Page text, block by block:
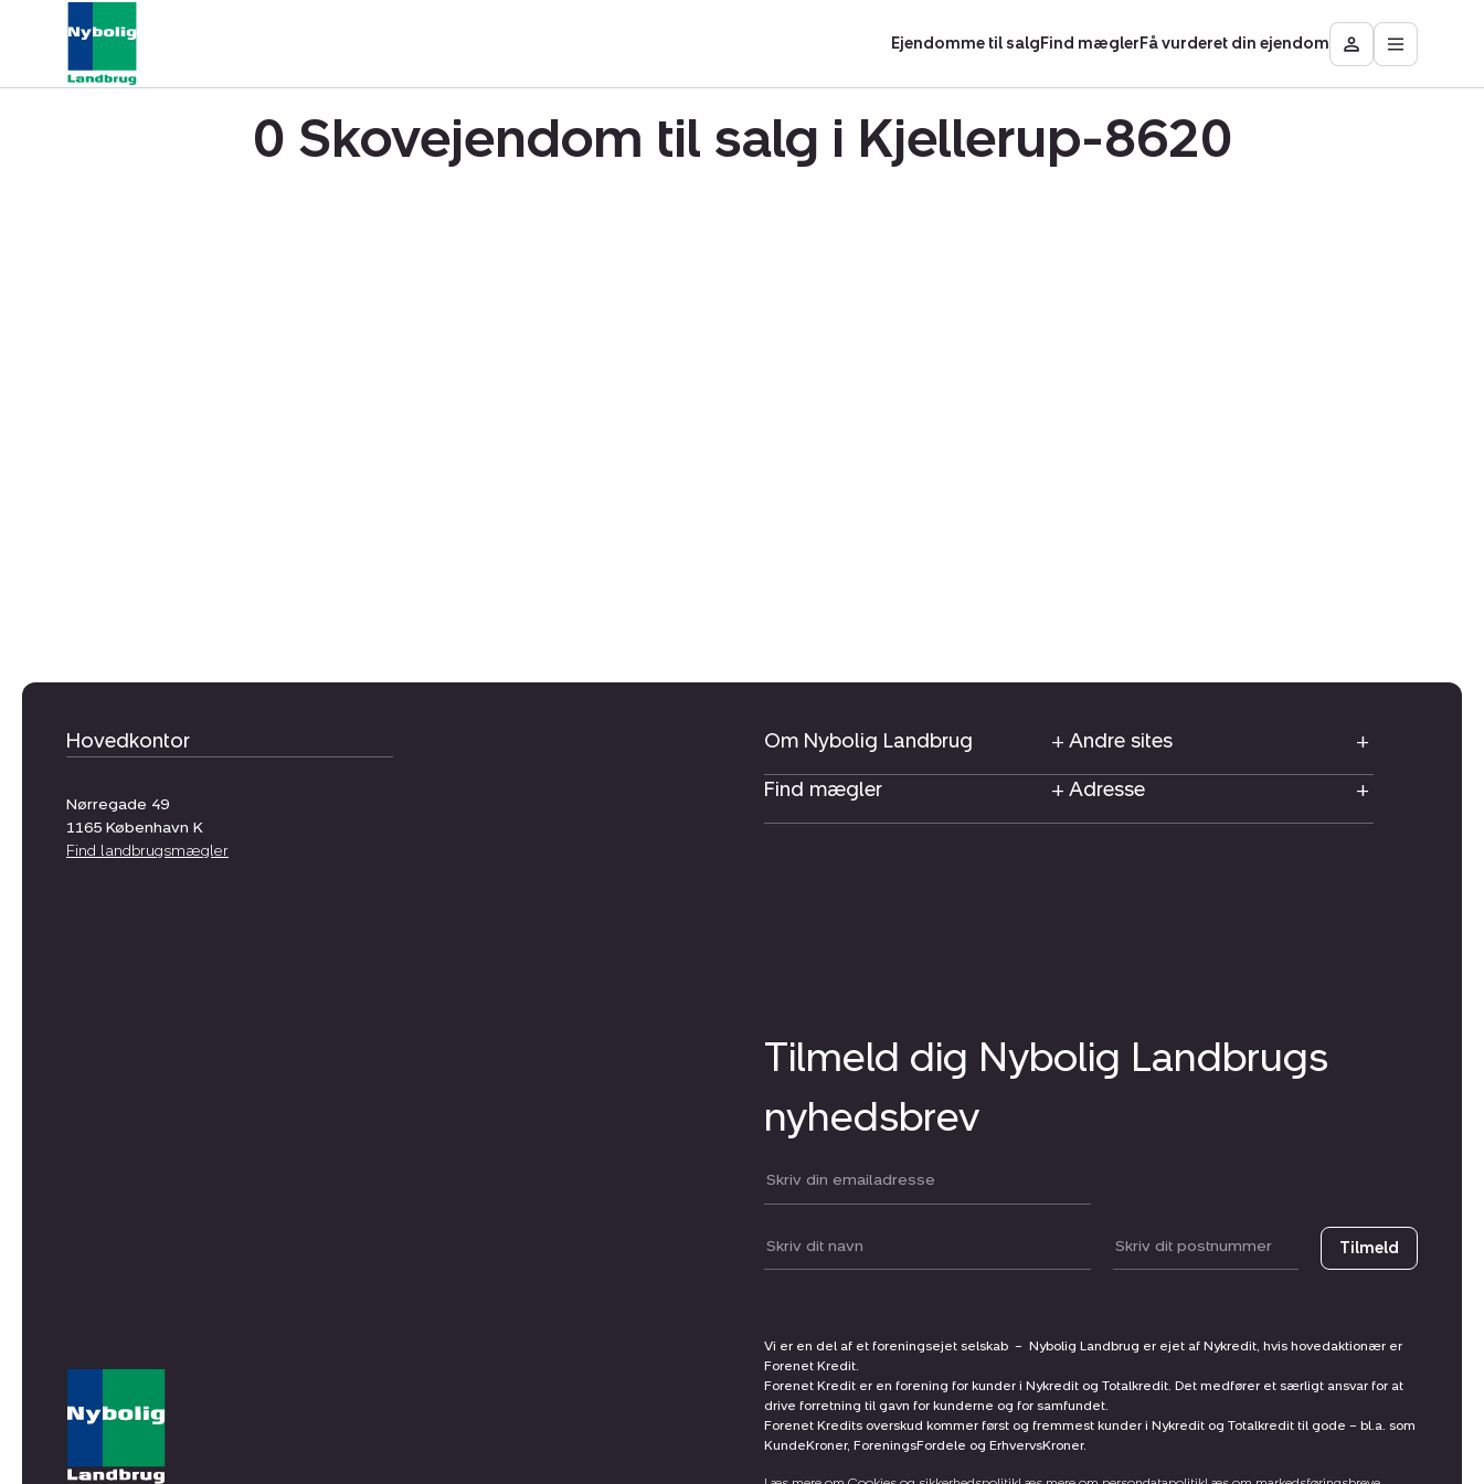
Ejendomme til salgFind mæglerFå vurderet din ejendom
Besøg
Mit
Åbn
0 Skovejendom til salg i Kjellerup-8620
Hovedkontor
Nørregade 49
1165 København K
Find landbrugsmægler
Om Nybolig Landbrug
Andre sites
Find mægler
Adresse
Tilmeld dig Nybolig Landbrugs
nyhedsbrev
Din email:
Dit navn: Postnummer Tilmeld
Vi er en del af et foreningsejet selskab – Nybolig Landbrug er ejet af Nykredit, hvis hovedaktionær er
Forenet Kredit.
Forenet Kredit er en forening for kunder i Nykredit og Totalkredit. Det medfører et særligt ansvar for at
drive forretning til gavn for kunderne og for samfundet.
Forenet Kredits overskud kommer først og fremmest kunder i Nykredit og Totalkredit til gode – bl.a. som
KundeKroner, ForeningsFordele og ErhvervsKroner.